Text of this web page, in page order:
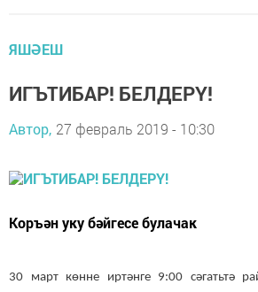
ЯШӘЕШ
ИГЪТИБАР! БЕЛДЕРҮ!
Автор, 27 февраль 2019 - 10:30
Коръән уку бәйгесе булачак
30 март көнне иртәнге 9:00 сәгатьтә